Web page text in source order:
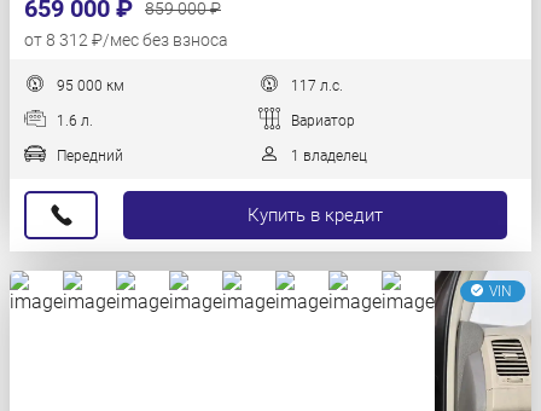
659 000 ₽
859 000 ₽
от 8 312 ₽/мес без взноса
95 000 км 117 л.с.
1.6 л. Вариатор
Передний 1 владелец
Купить в кредит
VIN